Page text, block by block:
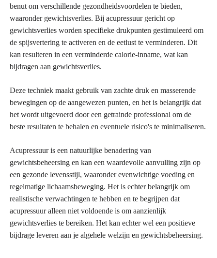
benut om verschillende gezondheidsvoordelen te bieden,
waaronder gewichtsverlies. Bij acupressuur gericht op
gewichtsverlies worden specifieke drukpunten gestimuleerd om
de spijsvertering te activeren en de eetlust te verminderen. Dit
kan resulteren in een verminderde calorie-inname, wat kan
bijdragen aan gewichtsverlies.
Deze techniek maakt gebruik van zachte druk en masserende
bewegingen op de aangewezen punten, en het is belangrijk dat
het wordt uitgevoerd door een getrainde professional om de
beste resultaten te behalen en eventuele risico's te minimaliseren.
Acupressuur is een natuurlijke benadering van
gewichtsbeheersing en kan een waardevolle aanvulling zijn op
een gezonde levensstijl, waaronder evenwichtige voeding en
regelmatige lichaamsbeweging. Het is echter belangrijk om
realistische verwachtingen te hebben en te begrijpen dat
acupressuur alleen niet voldoende is om aanzienlijk
gewichtsverlies te bereiken. Het kan echter wel een positieve
bijdrage leveren aan je algehele welzijn en gewichtsbeheersing.